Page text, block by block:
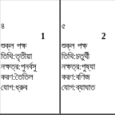
৪
1
শুক্ল পক্ষ
তিথি:তৃতীয়া
নক্ষত্র:পুনর্বসু
করণ:তৈতিল
যোগ:ধ্রুব
৫
2
শুক্ল পক্ষ
তিথি:চতুর্থী
নক্ষত্র:পুষ্যা
করণ:বণিজ
যোগ:ব্যাঘাত